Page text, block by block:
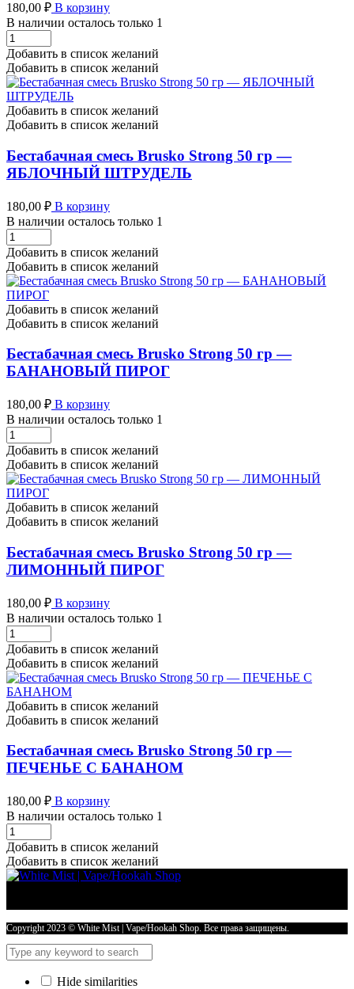
180,00 ₽ В корзину
В наличии осталось только 1
Бестабачная
смесь
Brusko
Strong
50
гр
-
СЛИВОЧНАЯ
КАРАМЕЛЬ
количество
Добавить в список желаний
Добавить в список желаний
Добавить в список желаний
Добавить в список желаний
Бестабачная смесь Brusko Strong 50 гр —
ЯБЛОЧНЫЙ ШТРУДЕЛЬ
180,00 ₽ В корзину
В наличии осталось только 1
Бестабачная
смесь
Brusko
Strong
50
гр
-
ЯБЛОЧНЫЙ
ШТРУДЕЛЬ
количество
Добавить в список желаний
Добавить в список желаний
Добавить в список желаний
Добавить в список желаний
Бестабачная смесь Brusko Strong 50 гр —
БАНАНОВЫЙ ПИРОГ
180,00 ₽ В корзину
В наличии осталось только 1
Бестабачная
смесь
Brusko
Strong
50
гр
-
БАНАНОВЫЙ
ПИРОГ
количество
Добавить в список желаний
Добавить в список желаний
Добавить в список желаний
Добавить в список желаний
Бестабачная смесь Brusko Strong 50 гр —
ЛИМОННЫЙ ПИРОГ
180,00 ₽ В корзину
В наличии осталось только 1
Бестабачная
смесь
Brusko
Strong
50
гр
-
ЛИМОННЫЙ
ПИРОГ
количество
Добавить в список желаний
Добавить в список желаний
Добавить в список желаний
Добавить в список желаний
Бестабачная смесь Brusko Strong 50 гр —
ПЕЧЕНЬЕ С БАНАНОМ
180,00 ₽ В корзину
В наличии осталось только 1
Бестабачная
смесь
Brusko
Strong
ПЕЧЕНЬЕ
С
БАНАНОМ
Добавить в список желаний
Добавить в список желаний
Copyright 2023 © White Mist | Vape/Hookah Shop. Все права защищены.
Hide similarities